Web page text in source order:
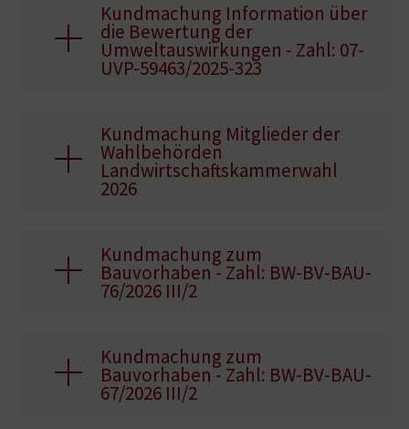
Kundmachung Information über
die Bewertung der
Umweltauswirkungen - Zahl: 07-
UVP-59463/2025-323
Kundmachung Mitglieder der
Wahlbehörden
Landwirtschaftskammerwahl
2026
Kundmachung zum
Bauvorhaben - Zahl: BW-BV-BAU-
76/2026 III/2
Kundmachung zum
Bauvorhaben - Zahl: BW-BV-BAU-
67/2026 III/2